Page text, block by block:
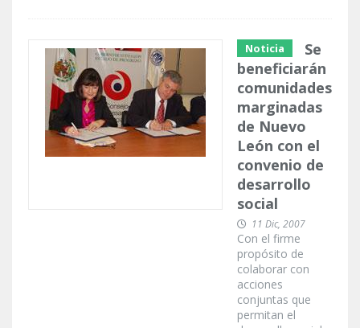
Noticia
Se
beneficiarán
comunidades
marginadas
de Nuevo
León con el
convenio de
desarrollo
social
11 Dic, 2007
Con el firme
propósito de
colaborar con
acciones
conjuntas que
permitan el